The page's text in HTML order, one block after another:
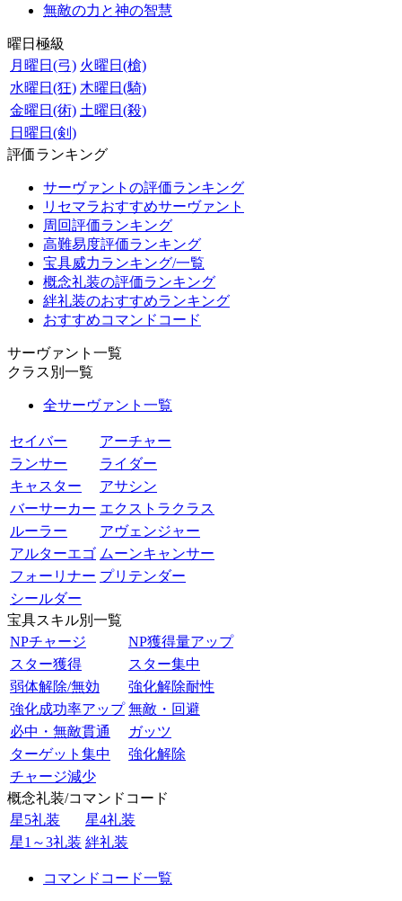
無敵の力と神の智慧
曜日極級
月曜日(弓) 火曜日(槍)
水曜日(狂) 木曜日(騎)
金曜日(術) 土曜日(殺)
日曜日(剣)
評価ランキング
サーヴァントの評価ランキング
リセマラおすすめサーヴァント
周回評価ランキング
高難易度評価ランキング
宝具威力ランキング/一覧
概念礼装の評価ランキング
絆礼装のおすすめランキング
おすすめコマンドコード
サーヴァント一覧
クラス別一覧
全サーヴァント一覧
セイバー
アーチャー
ランサー
ライダー
キャスター
アサシン
バーサーカー エクストラクラス
ルーラー
アヴェンジャー
アルターエゴ ムーンキャンサー
フォーリナー プリテンダー
シールダー
宝具スキル別一覧
NPチャージ
NP獲得量アップ
スター獲得
スター集中
弱体解除/無効
強化解除耐性
強化成功率アップ 無敵・回避
必中・無敵貫通
ガッツ
ターゲット集中
強化解除
チャージ減少
概念礼装/コマンドコード
星5礼装
星4礼装
星1～3礼装 絆礼装
コマンドコード一覧